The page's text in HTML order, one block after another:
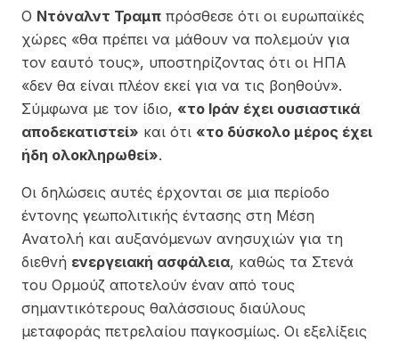
Ο Ντόναλντ Τραμπ πρόσθεσε ότι οι ευρωπαϊκές
χώρες «θα πρέπει να μάθουν να πολεμούν για
τον εαυτό τους», υποστηρίζοντας ότι οι ΗΠΑ
«δεν θα είναι πλέον εκεί για να τις βοηθούν».
Σύμφωνα με τον ίδιο, «το Ιράν έχει ουσιαστικά
αποδεκατιστεί» και ότι «το δύσκολο μέρος έχει
ήδη ολοκληρωθεί».
Οι δηλώσεις αυτές έρχονται σε μια περίοδο
έντονης γεωπολιτικής έντασης στη Μέση
Ανατολή και αυξανόμενων ανησυχιών για τη
διεθνή ενεργειακή ασφάλεια, καθώς τα Στενά
του Ορμούζ αποτελούν έναν από τους
σημαντικότερους θαλάσσιους διαύλους
μεταφοράς πετρελαίου παγκοσμίως. Οι εξελίξεις